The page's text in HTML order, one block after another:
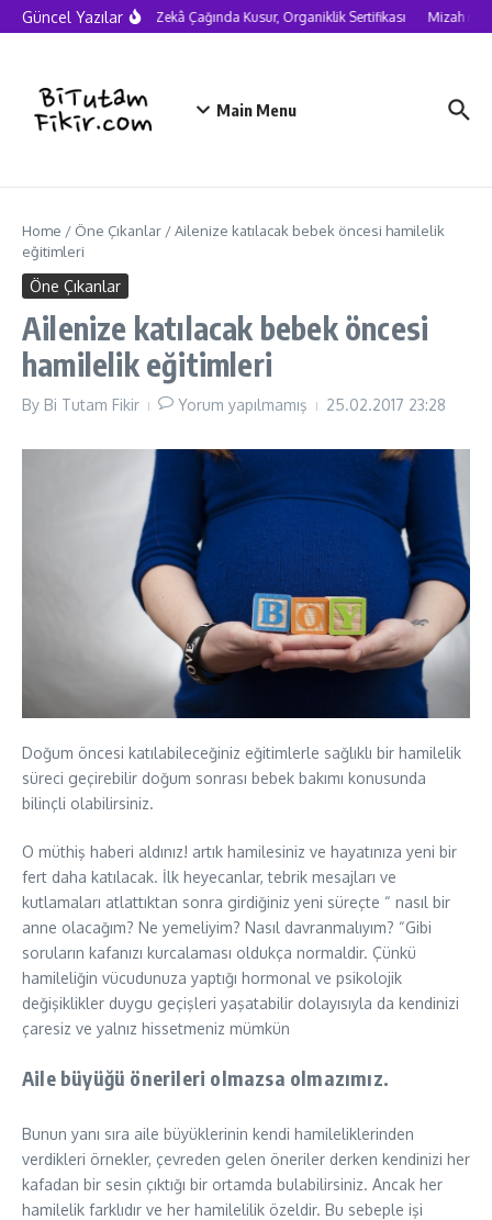
Skip to content
Güncel YazılarYapay Zekâ Çağında Kusur, Organiklik Sertifikası Mizah
Main Menu
Home / Öne Çıkanlar /Ailenize katılacak bebek öncesi hamilelik
eğitimleri
Öne Çıkanlar
Ailenize katılacak bebek öncesi
hamilelik eğitimleri
By Bi Tutam Fikir Yorum yapılmamış 25.02.2017 23:28
Doğum öncesi katılabileceğiniz eğitimlerle sağlıklı bir hamilelik
süreci geçirebilir doğum sonrası bebek bakımı konusunda
bilinçli olabilirsiniz.
O müthiş haberi aldınız! artık hamilesiniz ve hayatınıza yeni bir
fert daha katılacak. İlk heyecanlar, tebrik mesajları ve
kutlamaları atlattıktan sonra girdiğiniz yeni süreçte “ nasıl bir
anne olacağım? Ne yemeliyim? Nasıl davranmalıyım? “Gibi
soruların kafanızı kurcalaması oldukça normaldir. Çünkü
hamileliğin vücudunuza yaptığı hormonal ve psikolojik
değişiklikler duygu geçişleri yaşatabilir dolayısıyla da kendinizi
çaresiz ve yalnız hissetmeniz mümkün
Aile büyüğü önerileri olmazsa olmazımız.
Bunun yanı sıra aile büyüklerinin kendi hamileliklerinden
verdikleri örnekler, çevreden gelen öneriler derken kendinizi her
kafadan bir sesin çıktığı bir ortamda bulabilirsiniz. Ancak her
hamilelik farklıdır ve her hamilelilik özeldir. Bu sebeple işi